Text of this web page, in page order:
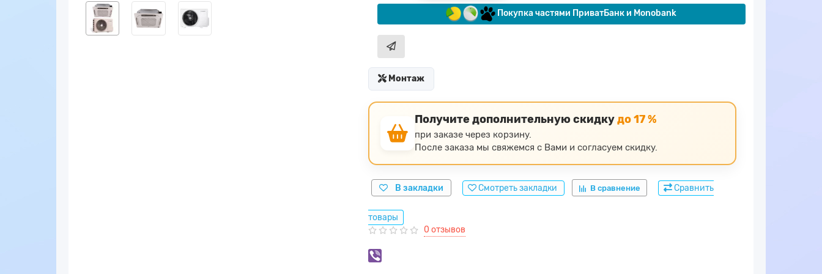
Покупка частями ПриватБанк и Monobank
Монтаж
Получите дополнительную скидкудо 17 %
при заказе через корзину.
После заказа мы свяжемся с Вами и согласуем скидку.
В закладки Смотреть закладки В сравнение Сравнить
товары
0 отзывов